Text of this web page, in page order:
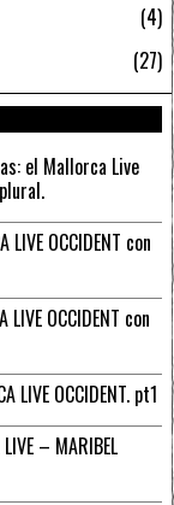
4
27
el Mallorca Live
LIVE OCCIDENT con
LIVE OCCIDENT con
LIVE OCCIDENT. pt1
– MARIBEL